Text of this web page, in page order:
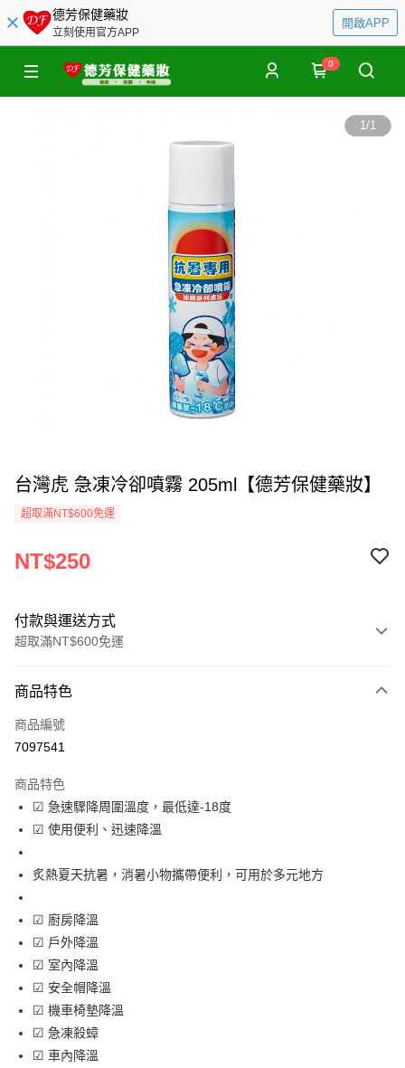
德芳保健藥妝
立刻使用官方APP
開啟APP
0
1/1
台灣虎 急凍冷卻噴霧 205ml【德芳保健藥妝】
超取滿NT$600免運
NT$250
付款與運送方式
超取滿NT$600免運
信用卡一次付款
超商取貨付款
Apple Pay
街口支付
悠遊付
AFTEE先享後付
相關說明
【關於「AFTEE先享後付」】
AFTEE先享後付是「在收到商品之後才付款」的支付方式。 讓您購物簡單
１．簡單：不需註冊會員、不需綁卡、不需儲值。
２．便利：只要手機號碼，簡訊認證，即可結帳。
３．安心：先確認商品／服務後，再付款。
【「AFTEE先享後付」結帳流程】
ATM付款
運送方式
全家取貨付款
每筆NT$70，滿NT$600(含以上)免運費
商品特色
商品編號
7097541
商品特色
☑ 急速驟降周圍溫度，最低達-18度
☑ 使用便利、迅速降溫
炙熱夏天抗暑，消暑小物攜帶便利，可用於多元地方
☑ 廚房降溫
☑ 戶外降溫
☑ 室內降溫
☑ 安全帽降溫
☑ 機車椅墊降溫
☑ 急凍殺蟑
☑ 車內降溫